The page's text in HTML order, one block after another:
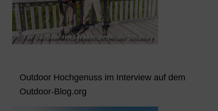
Outdoor Hochgenuss im Interview auf dem
Outdoor-Blog.org